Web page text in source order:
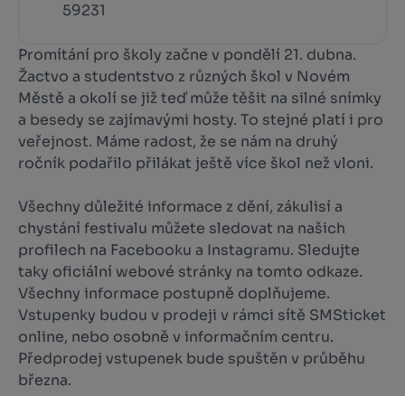
59231
Promítání pro školy začne v pondělí 21. dubna.
Žactvo a studentstvo z různých škol v Novém
Městě a okolí se již teď může těšit na silné snímky
a besedy se zajímavými hosty. To stejné platí i pro
veřejnost. Máme radost, že se nám na druhý
ročník podařilo přilákat ještě více škol než vloni.
Všechny důležité informace z dění, zákulisí a
chystání festivalu můžete sledovat na našich
profilech na Facebooku a Instagramu. Sledujte
taky oficiální webové stránky na tomto odkaze.
Všechny informace postupně doplňujeme.
Vstupenky budou v prodeji v rámci sítě SMSticket
online, nebo osobně v informačním centru.
Předprodej vstupenek bude spuštěn v průběhu
března.